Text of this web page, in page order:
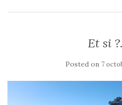
Et si
Posted on 7